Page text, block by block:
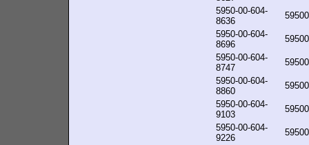
5950-00-604-
8636
5950-00-604-
8696
5950-00-604-
8747
5950-00-604-
8860
5950-00-604-
9103
5950-00-604-
9226